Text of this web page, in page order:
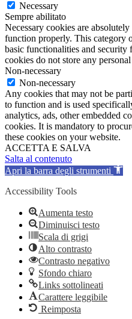
Necessary
Sempre abilitato
Necessary cookies are
function properly. This category
basic functionalities and security
cookies do not store any
Non-necessary
Non-necessary
Any cookies that may not be
to function and is used
analytics, ads, other embedded
cookies. It is mandatory to
these cookies on your website.
ACCETTA E SALVA
Salta al contenuto
Apri la barra degli strumenti
Accessibility Tools
Aumenta testo
Diminuisci testo
Scala di grigi
Alto contrasto
Contrasto negativo
Sfondo chiaro
Links sottolineati
Carattere leggibile
Reimposta